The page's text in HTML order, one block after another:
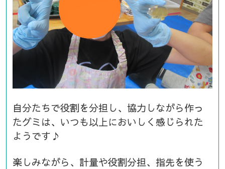
自分たちで役割を分担し、協力しながら作っ
たグミは、いつも以上においしく感じられた
ようです♪
楽しみながら、計量や役割分担、指先を使う